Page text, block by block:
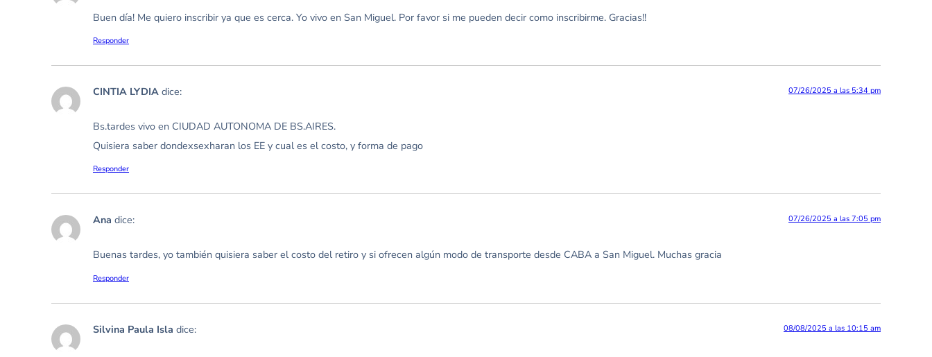
Buen día! Me quiero inscribir ya que es cerca. Yo vivo en San Miguel. Por favor si me pueden decir como inscribirme. Gracias!!
Responder
CINTIA LYDIA dice: 07/26/2025 a las 5:34 pm
Bs.tardes vivo en CIUDAD AUTONOMA DE BS.AIRES.
Quisiera saber dondexsexharan los EE y cual es el costo, y forma de pago
Responder
Ana dice: 07/26/2025 a las 7:05 pm
Buenas tardes, yo también quisiera saber el costo del retiro y si ofrecen algún modo de transporte desde CABA a San Miguel. Muchas gracia
Responder
Silvina Paula Isla dice: 08/08/2025 a las 10:15 am